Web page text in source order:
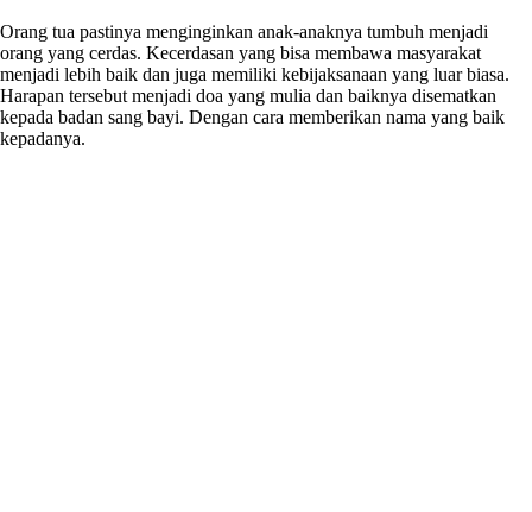
Orang tua pastinya menginginkan anak-anaknya tumbuh menjadi
orang yang cerdas. Kecerdasan yang bisa membawa masyarakat
menjadi lebih baik dan juga memiliki kebijaksanaan yang luar biasa.
Harapan tersebut menjadi doa yang mulia dan baiknya disematkan
kepada badan sang bayi. Dengan cara memberikan nama yang baik
kepadanya.